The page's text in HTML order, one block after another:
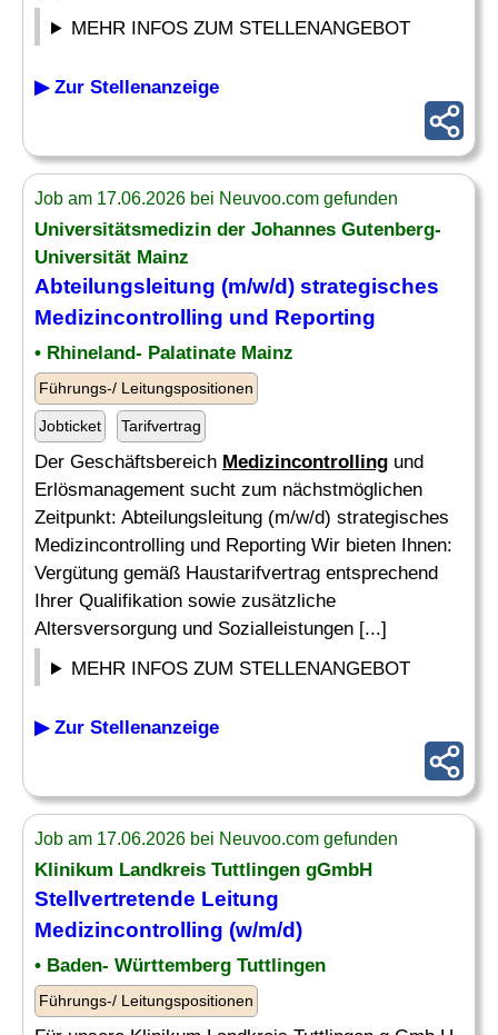
MEHR INFOS ZUM STELLENANGEBOT
▶ Zur Stellenanzeige
Job am 17.06.2026 bei Neuvoo.com gefunden
Universitätsmedizin der Johannes Gutenberg-
Universität Mainz
Abteilungsleitung (m/w/d) strategisches
Medizincontrolling und Reporting
• Rhineland- Palatinate Mainz
Führungs-/ Leitungspositionen
Jobticket Tarifvertrag
Der Geschäftsbereich Medizincontrolling und
Erlösmanagement sucht zum nächstmöglichen
Zeitpunkt: Abteilungsleitung (m/w/d) strategisches
Medizincontrolling und Reporting Wir bieten Ihnen:
Vergütung gemäß Haustarifvertrag entsprechend
Ihrer Qualifikation sowie zusätzliche
Altersversorgung und Sozialleistungen [...]
MEHR INFOS ZUM STELLENANGEBOT
▶ Zur Stellenanzeige
Job am 17.06.2026 bei Neuvoo.com gefunden
Klinikum Landkreis Tuttlingen gGmbH
Stellvertretende Leitung
Medizincontrolling (w/m/d)
• Baden- Württemberg Tuttlingen
Führungs-/ Leitungspositionen